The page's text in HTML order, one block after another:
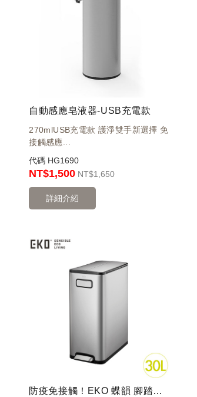
自動感應皂液器-USB充電款
270mlUSB充電款 護淨雙手新選擇 免
接觸感應...
代碼 HG1690
NT$1,500 NT$1,650
詳細介紹
防疫免接觸！EKO 蝶韻 腳踏環境桶 30L 砂鋼 EK9377-30L